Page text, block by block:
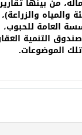
من بينها
والمياه
العامة للحبوب،
التنمية
الموضوعات.